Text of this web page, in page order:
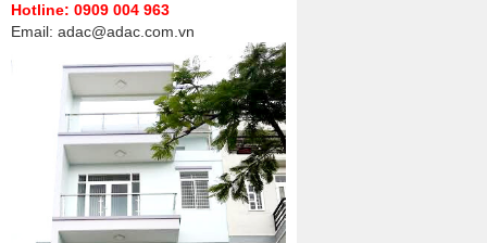
Hotline: 0909 004 963
Email: adac@adac.com.vn